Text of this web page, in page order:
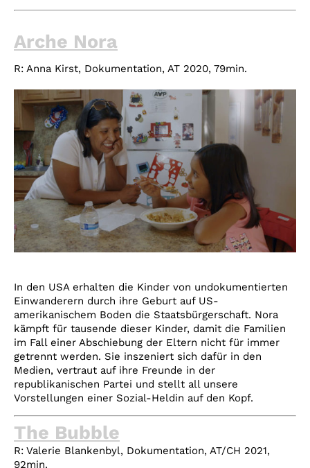
Arche Nora
R: Anna Kirst, Dokumentation, AT 2020, 79min.
In den USA erhalten die Kinder von undokumentierten
Einwanderern durch ihre Geburt auf US-
amerikanischem Boden die Staatsbürgerschaft. Nora
kämpft für tausende dieser Kinder, damit die Familien
im Fall einer Abschiebung der Eltern nicht für immer
getrennt werden. Sie inszeniert sich dafür in den
Medien, vertraut auf ihre Freunde in der
republikanischen Partei und stellt all unsere
Vorstellungen einer Sozial-Heldin auf den Kopf.
The Bubble
R: Valerie Blankenbyl, Dokumentation, AT/CH 2021,
92min.